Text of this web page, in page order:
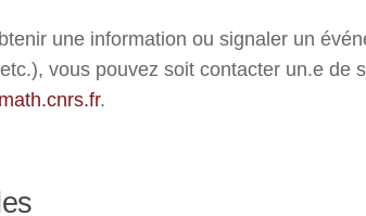
une information ou signaler un
vous pouvez soit contacter un.e de
.